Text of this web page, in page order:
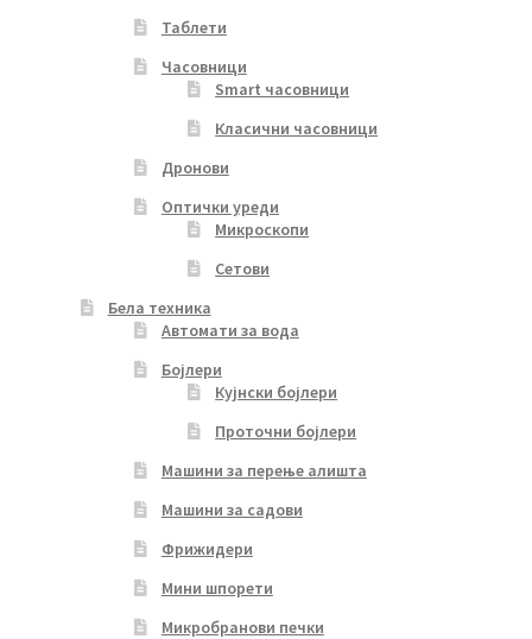
Таблети
Часовници
Smart часовници
Класични часовници
Дронови
Оптички уреди
Микроскопи
Сетови
Бела техника
Автомати за вода
Бојлери
Кујнски бојлери
Проточни бојлери
Машини за перење алишта
Машини за садови
Фрижидери
Мини шпорети
Микробранови печки